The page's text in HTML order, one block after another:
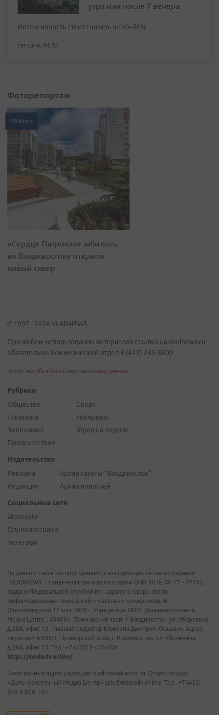
утра или после 7 вечера
Интенсивность стоит снизить на 30–50%
сегодня, 04:32
Фоторепортаж
20 фото
«Сердце Патрокла» забилось:
во Владивостоке открыли
новый сквер
© 1997 - 2026 VLADNEWS
При любом использовании материалов ссылка на vladnews.ru
обязательна. Коммерческий отдел 8 (423) 249-8800
Политика обработки персональных данных
Рубрики
Общество
Политика
Экономика
Происшествия
Спорт
Интервью
Город на ладони
Издательство
Реклама
Редакция
Архив газеты "Владивосток"
Архив новостей
Социальные сети
vkontakte
Одноклассники
Телеграм
На данном сайте распространяется информация сетевого издания
"VLADNEWS" - свидетельство о регистрации СМИ ЭЛ № ФС 77 - 72742,
выдано Федеральной службой по надзору в сфере связи,
информационных технологий и массовых коммуникаций
(Роскомнадзор) 17 мая 2018 г. Учредитель ООО "Дальневосточный
Медиа Центр". 690091, Приморский край, г. Владивосток, ул. Уборевича,
д.20А, офис 13. Главный редактор Юркевич Дмитрий Юрьевич. Адрес
редакции: 690091, Приморский край, г. Владивосток, ул. Уборевича,
д.20А, офис 13. Тел.: +7 (423) 2-415-600.
https://mediadv.online/
Электронный адрес редакции: vladnews@inbox.ru. Отдел продаж
«Дальневосточный Медиа Центр» sale@mediadv.online. Тел.: +7 (423)
249-8-800. 18+